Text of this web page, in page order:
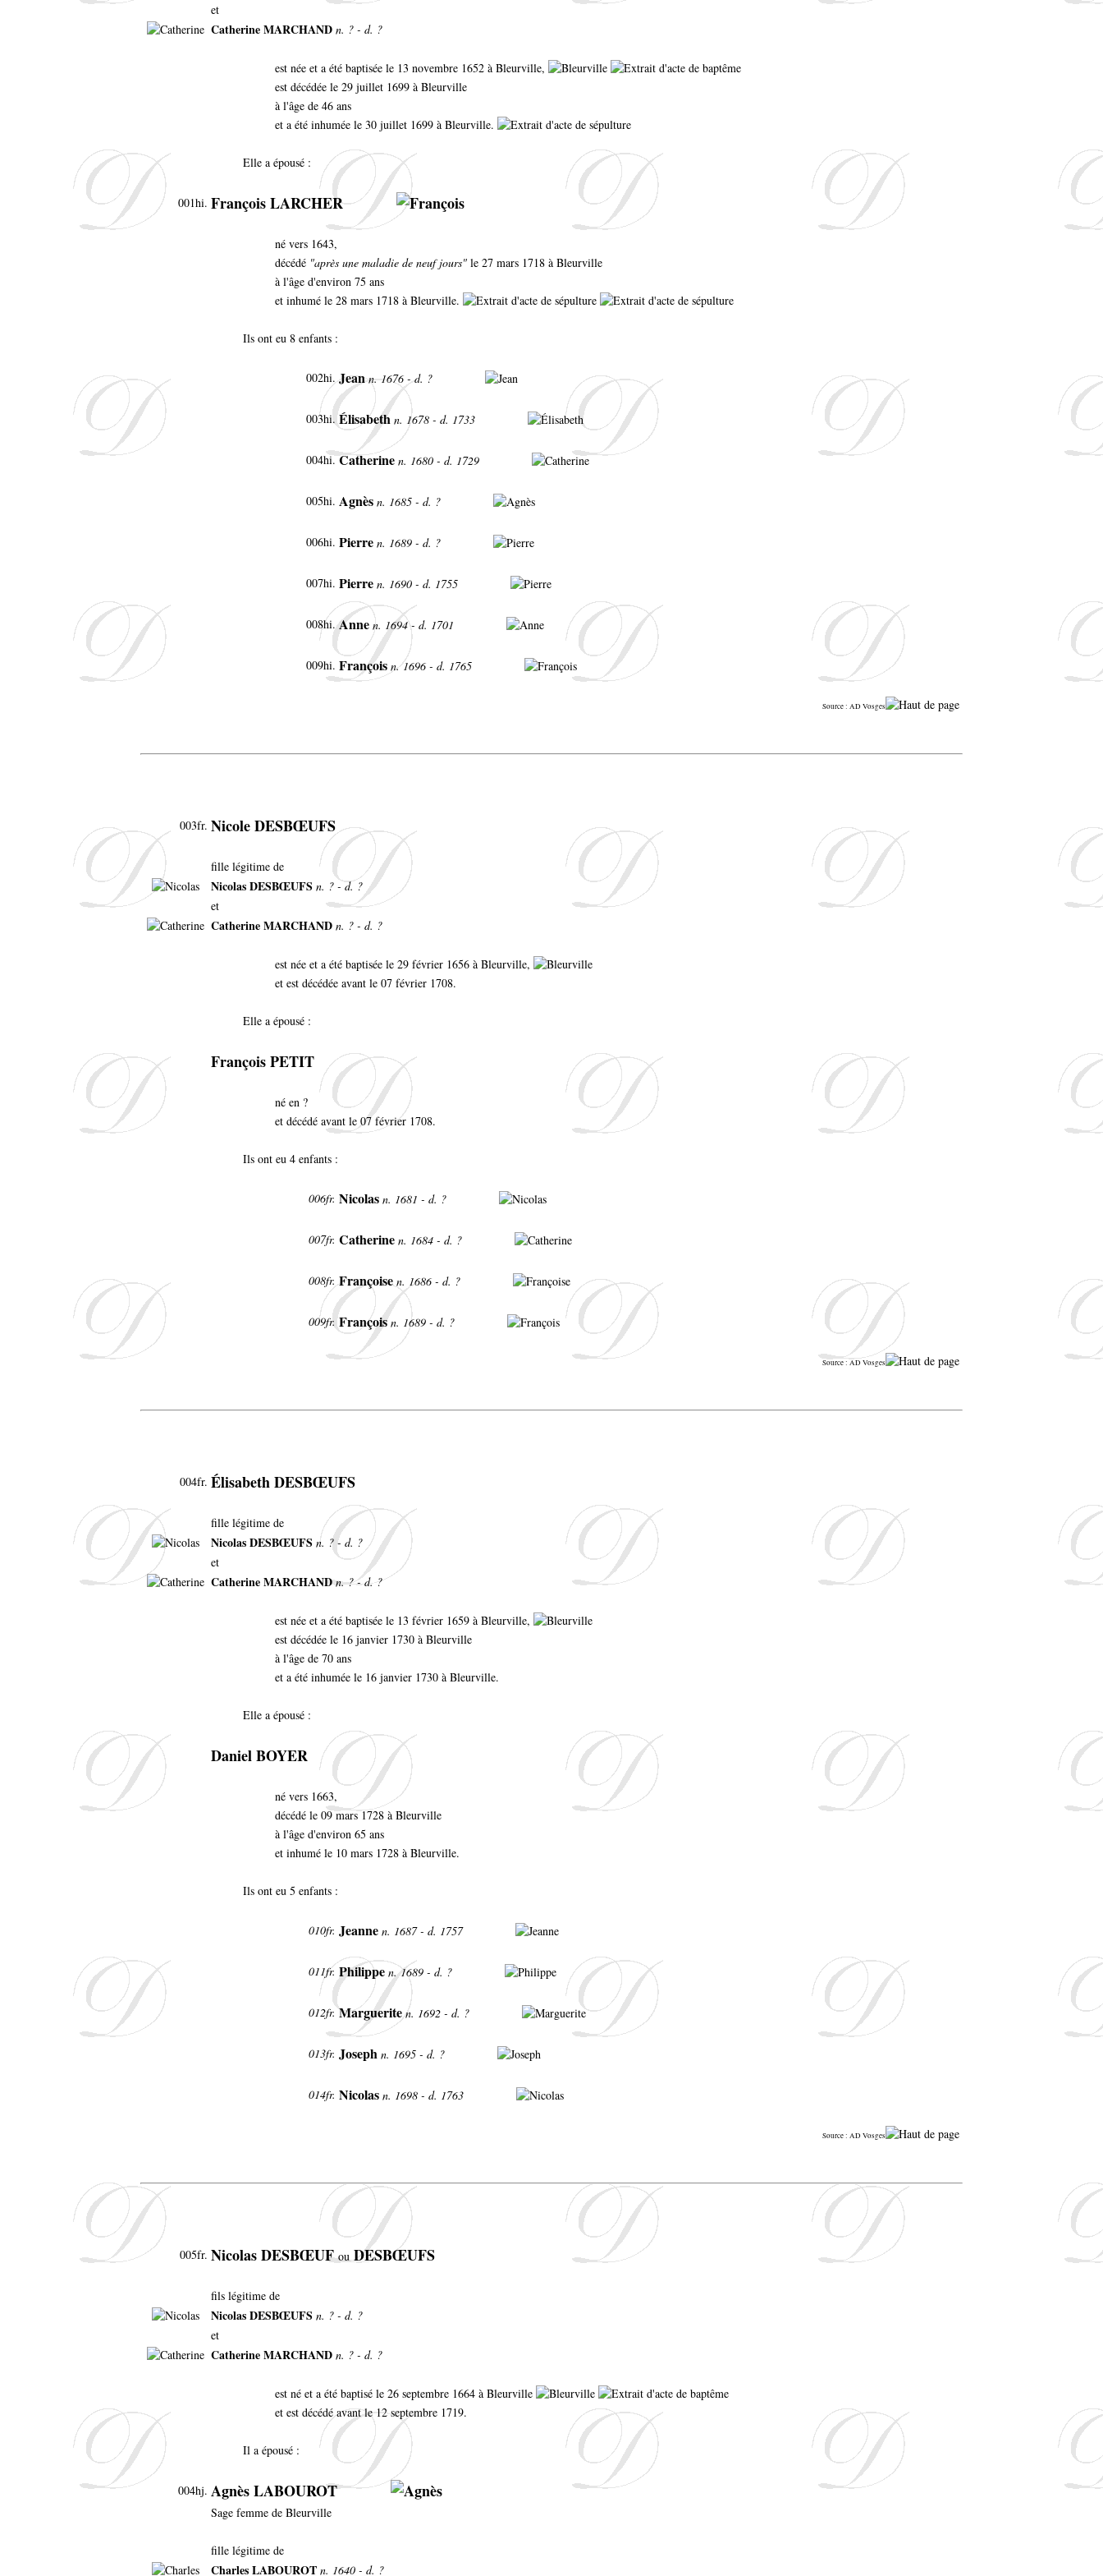
et
Catherine MARCHAND n. ? - d. ?
est née et a été baptisée le 13 novembre 1652 à Bleurville,
est décédée le 29 juillet 1699 à Bleurville
à l'âge de 46 ans
et a été inhumée le 30 juillet 1699 à Bleurville.
Elle a épousé :
001hi. François LARCHER
né vers 1643,
décédé "après une maladie de neuf jours" le 27 mars 1718 à Bleurville
à l'âge d'environ 75 ans
et inhumé le 28 mars 1718 à Bleurville.
Ils ont eu 8 enfants :
002hi. Jeann. 1676 - d. ?
003hi. Élisabeth n. 1678 - d. 1733
004hi. Catherine n. 1680 - d. 1729
005hi. Agnès n. 1685 - d. ?
006hi. Pierre n. 1689 - d. ?
007hi. Pierre n. 1690 - d. 1755
008hi. Anne n. 1694 - d. 1701
009hi. François n. 1696 - d. 1765
Source : AD Vosges
003fr. Nicole DESBŒUFS
fille légitime de
Nicolas DESBŒUFS n. ? - d. ?
et
Catherine MARCHAND n. ? - d. ?
est née et a été baptisée le 29 février 1656 à Bleurville,
et est décédée avant le 07 février 1708.
Elle a épousé :
François PETIT
né en ?
et décédé avant le 07 février 1708.
Ils ont eu 4 enfants :
006fr. Nicolas n. 1681 - d. ?
007fr. Catherine n. 1684 - d. ?
008fr. Françoisen. 1686 - d. ?
009fr. Françoisn. 1689 - d. ?
Source : AD Vosges
004fr. Élisabeth DESBŒUFS
fille légitime de
Nicolas DESBŒUFS n. ? - d. ?
et
Catherine MARCHANDn. ? - d. ?
est née et a été baptisée le 13 février 1659 à Bleurville,
est décédée le 16 janvier 1730 à Bleurville
à l'âge de 70 ans
et a été inhumée le 16 janvier 1730 à Bleurville.
Elle a épousé :
Daniel BOYER
né vers 1663,
décédé le 09 mars 1728 à Bleurville
à l'âge d'environ 65 ans
et inhumé le 10 mars 1728 à Bleurville.
Ils ont eu 5 enfants :
010fr. Jeanne n. 1687 - d. 1757
011fr. Philippe n. 1689 - d. ?
012fr. Margueriten. 1692 - d. ?
013fr. Joseph n. 1695 - d. ?
014fr. Nicolas n. 1698 - d. 1763
Source : AD Vosges
005fr. Nicolas DESBŒUFouDESBŒUFS
fils légitime de
Nicolas DESBŒUFS n. ? - d. ?
et
Catherine MARCHAND n. ? - d. ?
est né et a été baptisé le 26 septembre 1664 à Bleurville
et est décédé avant le 12 septembre 1719.
Il a épousé :
004hj. Agnès LABOUROT
Sage femme de Bleurville
fille légitime de
Charles LABOUROT n. 1640 - d. ?